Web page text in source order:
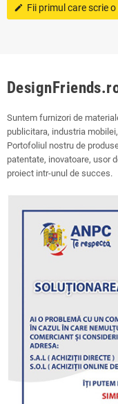
edit Fii primul care scrie
Suntem furnizori de
publicitara, industria
Portofoliul nostru de
patentate, inovatoare, usor
proiect intr-unul de succes.